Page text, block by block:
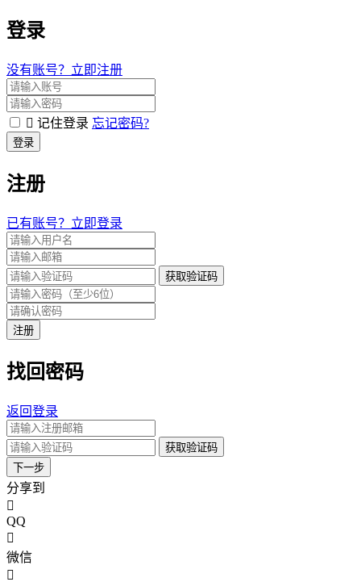
登录
没有账号？立即注册
记住登录 忘记密码?
登录
注册
已有账号？立即登录
获取验证码
注册
找回密码
返回登录
获取验证码
下一步
分享到
QQ
微信